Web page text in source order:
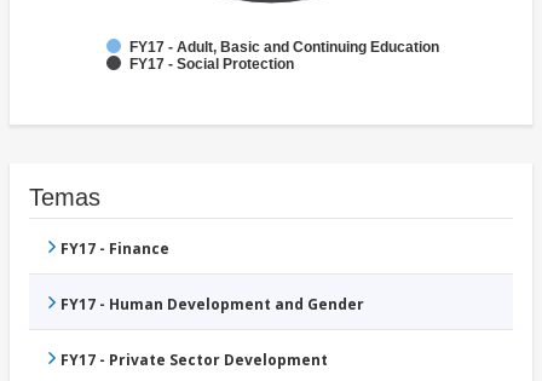
FY17 - Adult, Basic and Continuing Education
FY17 - Social Protection
Temas
FY17 - Finance
FY17 - Human Development and Gender
FY17 - Private Sector Development